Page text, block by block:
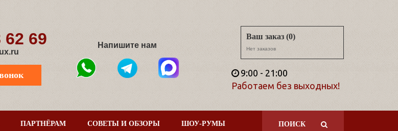
62 69 Напишите нам
Ваш заказ (0)
Нет заказов
9:00 - 21:00
Работаем без выходных!
ПОИСК
ПАРТНЁРАМ СОВЕТЫ И ОБЗОРЫ ШОУ-РУМЫ